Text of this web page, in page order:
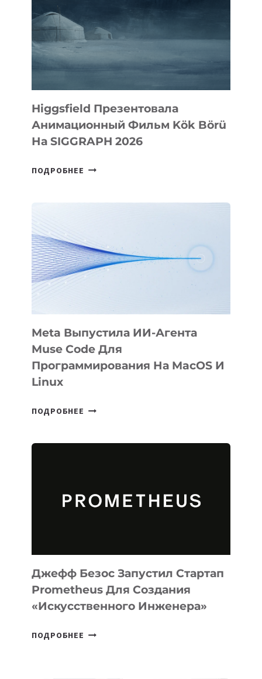
Higgsfield Презентовала
Анимационный Фильм Kök Börü
На SIGGRAPH 2026
ПОДРОБНЕЕ HIGGSFIELD
НА
SIGGRAPH
Meta Выпустила ИИ-Агента
Muse Code Для
Программирования На MacOS И
Linux
ПОДРОБНЕЕ META
ДЛЯ
ПРОГРАММИРОВАНИЯ
И
LINUX
Джефф Безос Запустил Стартап
Prometheus Для Создания
«искусственного Инженера»
ПОДРОБНЕЕ ДЖЕФФ